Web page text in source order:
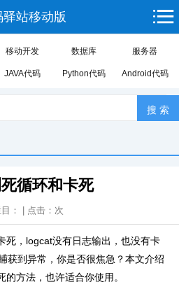
驿站移动版
移动开发 数据库 服务器
JAVA代码 Python代码 Android代码
循环和卡死
： | 点击： 次
死，logcat没有日志输出，也没有卡
获到异常，你是否很焦急？本文介绍
方法，也许适合你使用。